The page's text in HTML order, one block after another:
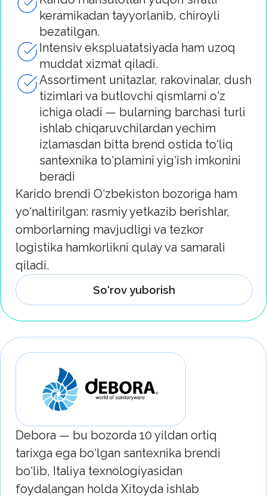
tizimlari va butlovchi qismlarni o‘z
ichiga oladi — bularning barchasi turli
ishlab chiqaruvchilardan yechim
izlamasdan bitta brend ostida to‘liq
santexnika to‘plamini yig‘ish imkonini
beradi
Karido brendi O‘zbekiston bozoriga ham
yo‘naltirilgan: rasmiy yetkazib berishlar,
omborlarning mavjudligi va tezkor
logistika hamkorlikni qulay va samarali
So‘rov yuborish
Debora — bu bozorda 10 yildan ortiq
tarixga ega bo‘lgan santexnika brendi
chiqarilgan mahsulotlarni taklif etadi.
Deborah mahsuloti boshqacha
Sifatli keramika va emal qoplama bilan
qoplangan bo‘lib, bu tashqi ta’sirlarga
chidamlilik va bardoshlilikni
ta’minlaydi
Unitazlar va bidelardan tortib
aralashtirgichlar va vannaxona
mebellarigacha bo‘lgan keng modellar
qatori mavjud bo‘lib, bu har qanday
uslub va byudjetga mos yechimlarni
tanlash imkonini beradi